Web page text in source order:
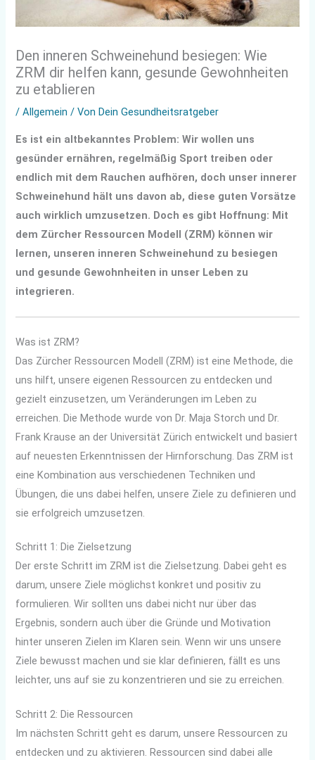
Den inneren Schweinehund besiegen: Wie
ZRM dir helfen kann, gesunde Gewohnheiten
zu etablieren
/Allgemein / VonDein Gesundheitsratgeber
Es ist ein altbekanntes Problem: Wir wollen uns
gesünder ernähren, regelmäßig Sport treiben oder
endlich mit dem Rauchen aufhören, doch unser innerer
Schweinehund hält uns davon ab, diese guten Vorsätze
auch wirklich umzusetzen. Doch es gibt Hoffnung: Mit
dem Zürcher Ressourcen Modell (ZRM) können wir
lernen, unseren inneren Schweinehund zu besiegen
und gesunde Gewohnheiten in unser Leben zu
integrieren.
Was ist ZRM?
Das Zürcher Ressourcen Modell (ZRM) ist eine Methode, die
uns hilft, unsere eigenen Ressourcen zu entdecken und
gezielt einzusetzen, um Veränderungen im Leben zu
erreichen. Die Methode wurde von Dr. Maja Storch und Dr.
Frank Krause an der Universität Zürich entwickelt und basiert
auf neuesten Erkenntnissen der Hirnforschung. Das ZRM ist
eine Kombination aus verschiedenen Techniken und
Übungen, die uns dabei helfen, unsere Ziele zu definieren und
sie erfolgreich umzusetzen.
Schritt 1: Die Zielsetzung
Der erste Schritt im ZRM ist die Zielsetzung. Dabei geht es
darum, unsere Ziele möglichst konkret und positiv zu
formulieren. Wir sollten uns dabei nicht nur über das
Ergebnis, sondern auch über die Gründe und Motivation
hinter unseren Zielen im Klaren sein. Wenn wir uns unsere
Ziele bewusst machen und sie klar definieren, fällt es uns
leichter, uns auf sie zu konzentrieren und sie zu erreichen.
Schritt 2: Die Ressourcen
Im nächsten Schritt geht es darum, unsere Ressourcen zu
entdecken und zu aktivieren. Ressourcen sind dabei alle